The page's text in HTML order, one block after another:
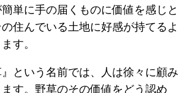
単に手の届くものに価値を感じと
住んでいる土地に好感が持てるよ
す。
という名前では、人は徐々に顧み
す。野草のその価値をどう認め